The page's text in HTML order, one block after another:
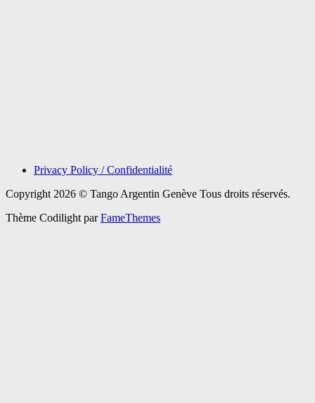
Privacy Policy / Confidentialité
Copyright 2026 © Tango Argentin Genève Tous droits réservés.
Thème Codilight parFameThemes